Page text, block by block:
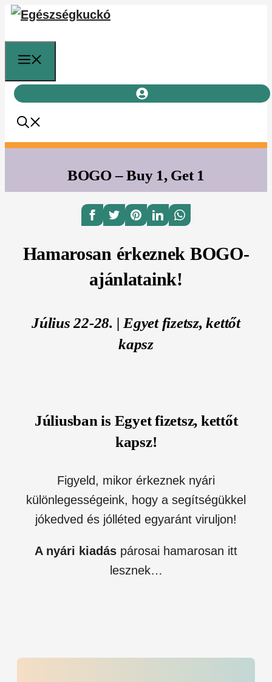
Kilépés
BOGO – Buy 1, Get 1
Hamarosan érkeznek BOGO-
ajánlataink!
Július 22-28. | Egyet fizetsz, kettőt
kapsz
Júliusban is Egyet fizetsz, kettőt
kapsz!
Figyeld, mikor érkeznek nyári
különlegességeink, hogy a segítségükkel
jókedved és jólléted egyaránt viruljon!
A nyári kiadás párosai hamarosan itt
lesznek…